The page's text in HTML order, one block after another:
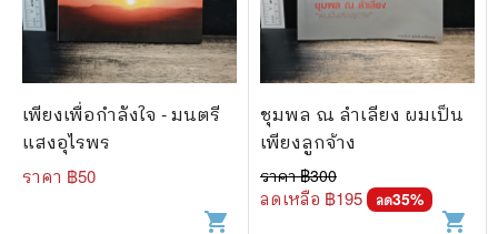
เพียงเพื่อกำลังใจ - มนตรี
แสงอุไรพร
ราคา ฿50
shopping_cart
ชุมพล ณ ลำเลียง ผมเป็น
เพียงลูกจ้าง
ราคา ฿300
ลดเหลือ ฿195 ลด35%
shopping_cart